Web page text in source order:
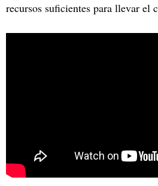
recursos suficientes para llevar el